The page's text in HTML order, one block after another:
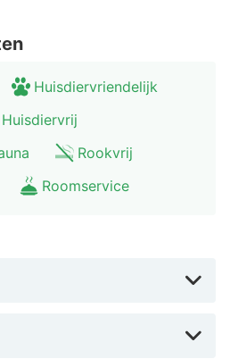
Huisdiervriendelijk
Huisdiervrij
Rookvrij
Roomservice